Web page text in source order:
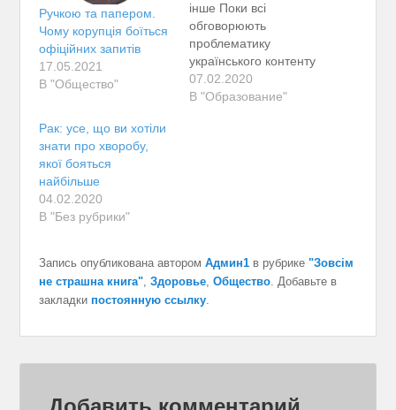
Ручкою та папером.
Чому корупція боїться
офіційних запитів
17.05.2021
В "Общество"
інше Поки всі
обговорюють
проблематику
українського контенту
у виробництві серіалів,
вплив культурного
фінансується нашими
податками —
в школах
та університетах. ЇЇ
ми отримуємо велику
не здатні розмовляти
07.02.2020
В "Образование"
Рак: усе, що ви хотіли
знати про хворобу,
якої бояться
найбільше
04.02.2020
В "Без рубрики"
Запись опубликована автором Админ1в рубрике "Зовсім
не страшна книга", Здоровье, Общество. Добавьте в
закладки постоянную ссылку.